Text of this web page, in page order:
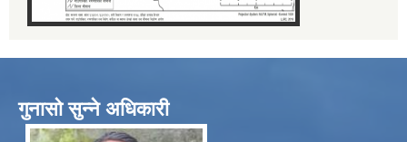
गुनासो सुन्ने अधिकारी